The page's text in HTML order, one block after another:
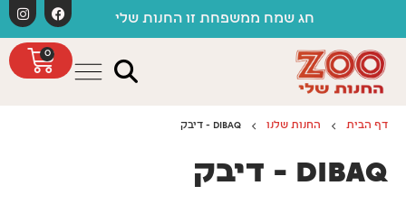
חג שמח ממשפחת זו החנות שלי
0
דף הבית החנות שלנו DIBAQ - דיבק
DIBAQ - דיבק